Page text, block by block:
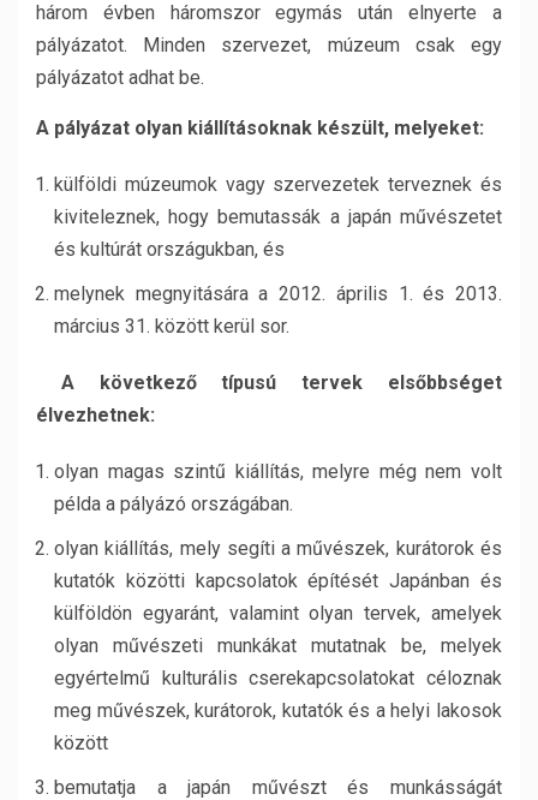
három évben háromszor egymás után elnyerte a
pályázatot. Minden szervezet, múzeum csak egy
pályázatot adhat be.
A pályázat olyan kiállításoknak készült, melyeket:
külföldi múzeumok vagy szervezetek terveznek és
kiviteleznek, hogy bemutassák a japán művészetet
és kultúrát országukban, és
melynek megnyitására a 2012. április 1. és 2013.
március 31. között kerül sor.
A következő típusú tervek elsőbbséget
élvezhetnek:
olyan magas szintű kiállítás, melyre még nem volt
példa a pályázó országában.
olyan kiállítás, mely segíti a művészek, kurátorok és
kutatók közötti kapcsolatok építését Japánban és
külföldön egyaránt, valamint olyan tervek, amelyek
olyan művészeti munkákat mutatnak be, melyek
egyértelmű kulturális cserekapcsolatokat céloznak
meg művészek, kurátorok, kutatók és a helyi lakosok
között
bemutatja a japán művészt és munkásságát